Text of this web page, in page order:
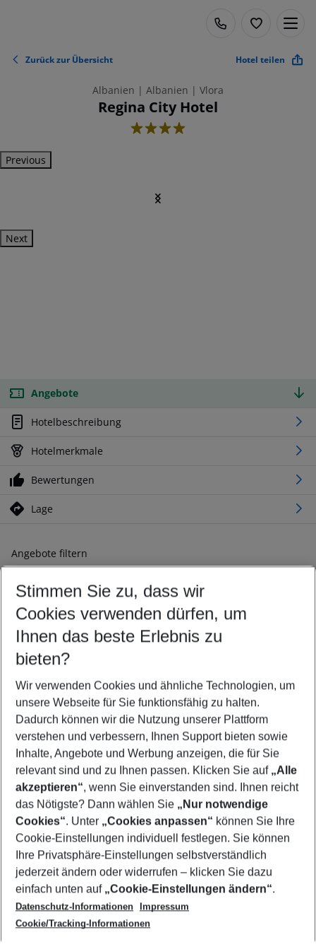
Zurück zur Übersicht Hotel teilen
Albanien | Albanien | Vlora
Regina City Hotel
4
Previous
Next
Angebote
Hotelbeschreibung
Hotelmerkmale
Bewertungen
Lage
Angebote filtern
Ändern Sie Ihre Kriterien nach Ihren Wünschen
Abflughafen wählen
Beliebiger Abflughafen
Reisezeitraum wählen
10.08.26– 08.08.27 5-8 Nächte
2 Erwachsene Keine Kinder
Mehr Filter anzeigen
Footer
Footer navigation
Über uns
AGB
Cookie-Einstellungen ändern
Cookie-Richtlinie
Datenschutz
Service & Hilfe
Barrierefreies Reisen
Check-in
Folgen Sie uns
Stimmen Sie zu, dass wir
Cookies verwenden dürfen, um
Ihnen das beste Erlebnis zu
bieten?
Wir verwenden Cookies und ähnliche Technologien, um
unsere Webseite für Sie funktionsfähig zu halten.
Dadurch können wir die Nutzung unserer Plattform
verstehen und verbessern, Ihnen Support bieten sowie
Inhalte, Angebote und Werbung anzeigen, die für Sie
relevant sind und zu Ihnen passen. Klicken Sie auf „Alle
akzeptieren“, wenn Sie einverstanden sind. Ihnen reicht
das Nötigste? Dann wählen Sie „Nur notwendige
Cookies“. Unter „Cookies anpassen“ können Sie Ihre
Cookie-Einstellungen individuell festlegen. Sie können
Ihre Privatsphäre-Einstellungen selbstverständlich
jederzeit ändern oder widerrufen – klicken Sie dazu
einfach unten auf „Cookie-Einstellungen ändern“.
Datenschutz-Informationen
Impressum
Cookie/Tracking-Informationen